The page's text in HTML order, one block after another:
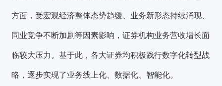
方面，受宏观经济整体态势趋缓、业务新形态持续涌现、
同业竞争不断加剧等因素影响，证券机构业务营收增长面
临较大压力。基于此，各大证券均积极践行数字化转型战
略，逐步实现了业务线上化、数据化、智能化。